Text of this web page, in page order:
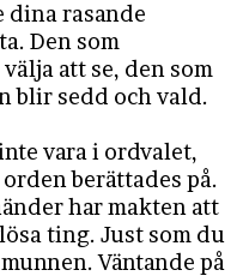
dina rasande
Den som
att se, den som
blir sedd och vald.
vara i ordvalet,
berättades på.
har makten att
ting. Just som du
Väntande på